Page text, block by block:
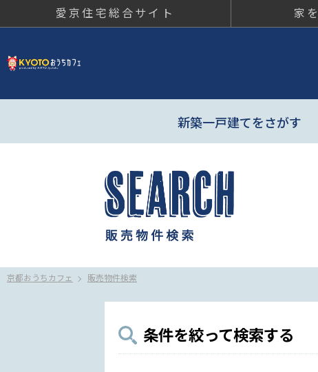
愛京住宅総合サイト 家
新築一戸建てをさがす
京都おうちカフェ 販売物件検索
条件を絞って検索する